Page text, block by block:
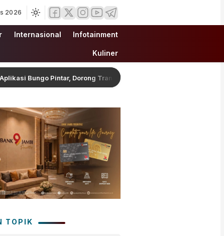
2026
Internasional Infotainment
Kuliner
Bungo Pintar, Dorong Transformasi Digital Pendidikan di Jambi
TOPIK